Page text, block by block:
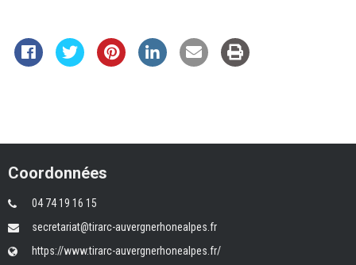
Coordonnées
04 74 19 16 15
secretariat@tirarc-auvergnerhonealpes.fr
https://www.tirarc-auvergnerhonealpes.fr/